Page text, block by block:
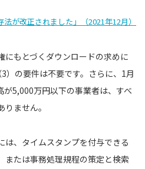
が改正されました」（2021年12月）
にもとづくダウンロードの求めに
）の要件は不要です。さらに、1月
5,000万円以下の事業者は、すべ
ません。
は、タイムスタンプを付与できる
または事務処理規程の策定と検索